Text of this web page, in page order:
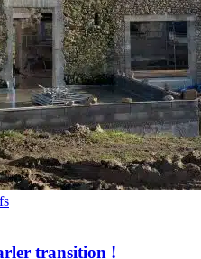
transition !